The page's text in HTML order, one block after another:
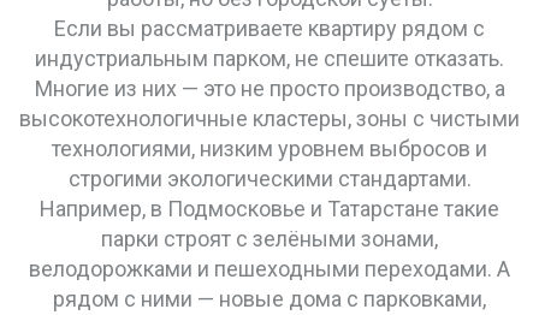
Если вы рассматриваете квартиру рядом с
индустриальным парком, не спешите отказать.
Многие из них — это не просто производство, а
высокотехнологичные кластеры,зоны с чистыми
технологиями, низким уровнем выбросов и
строгими экологическими стандартами.
Например, в Подмосковье и Татарстане такие
парки строят с зелёными зонами,
велодорожками и пешеходными переходами. А
рядом с ними — новые дома с парковками,